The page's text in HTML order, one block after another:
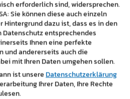
Eisenstadt die zweite…
erforderlich sind, widersprechen.
Sie können diese auch einzeln
Hintergrund dazu ist, dass es in den
Datenschutz entsprechendes
Ihnen eine perfekte
und andererseits auch die
mit Ihren Daten umgehen sollen.
ist unsereDatenschutzerklärung
Ihrer Daten, Ihre Rechte